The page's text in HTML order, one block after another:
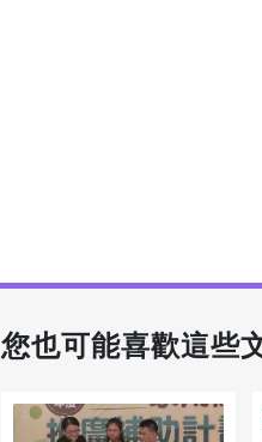
您也可能喜歡這些